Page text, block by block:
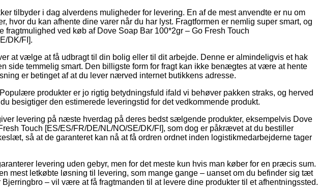
tilbyder i dag alverdens muligheder for levering. En af de mest anvendte er nu om
hvor du kan afhente dine varer når du har lyst. Fragtformen er nemlig super smart, og
fragtmulighed ved køb af Dove Soap Bar 100*2gr – Go Fresh Touch
DK/FI].
at vælge at få udbragt til din bolig eller til dit arbejde. Denne er almindeligvis et hak
side temmelig smart. Den billigste form for fragt kan ikke benægtes at være at hente
er betinget af at du lever nærved internet butikkens adresse.
produkter er jo rigtig betydningsfuld ifald vi behøver pakken straks, og herved
besigtiger den estimerede leveringstid for det vedkommende produkt.
levering på næste hverdag på deres bedst sælgende produkter, eksempelvis Dove
Touch [ES/ES/FR/DE/NL/NO/SE/DK/FI], som dog er påkrævet at du bestiller
så at de garanteret kan nå at få ordren ordnet inden logistikmedarbejderne tager
levering uden gebyr, men for det meste kun hvis man køber for en præcis sum.
mest letkøbte løsning til levering, som mange gange – uanset om du befinder sig tæt
– vil være at få fragtmanden til at levere dine produkter til et afhentningssted.